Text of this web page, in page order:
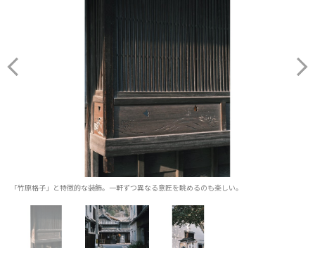
「竹原格子」と特徴的な装飾。一軒ずつ異なる意匠を眺めるのも楽しい。